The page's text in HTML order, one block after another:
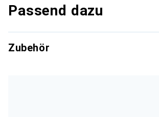
Passend dazu
Zubehör